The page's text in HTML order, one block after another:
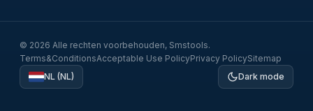
© 2026 Alle rechten voorbehouden, Smstools.
Terms&ConditionsAcceptable Use PolicyPrivacy PolicySitemap
NL (NL)
Dark mode